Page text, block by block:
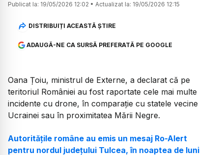
Publicat la: 19/05/2026 12:02 • Actualizat la: 19/05/2026 12:15
DISTRIBUIȚI ACEASTĂ ȘTIRE
ADAUGĂ-NE CA SURSĂ PREFERATĂ PE GOOGLE
Oana Țoiu, ministrul de Externe, a declarat că pe
teritoriul României au fost raportate cele mai multe
incidente cu drone, în comparație cu statele vecine
Ucrainei sau în proximitatea Mării Negre.
Autoritățile române au emis un mesaj Ro-Alert
pentru nordul județului Tulcea, în noaptea de luni